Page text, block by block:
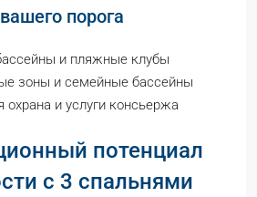
порога
и пляжные клубы
зоны и семейные бассейны
охрана и услуги консьержа
потенциал
с 3 спальнями